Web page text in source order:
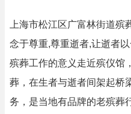
上海市松江区广富林街道
念于尊重,尊重逝者,让逝者
殡葬工作的意义走近殡仪馆
葬，在生者与逝者间架起桥
务，是当地有品牌的老殡葬